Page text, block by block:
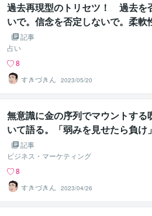
過去再現型のトリセツ！ 過去を
いで。信念を否定しないで。柔軟
って言わないで。
記事
占い
8
すきづきん
2023/05/20
無意識に金の序列でマウントする
いて語る。「弱みを見せたら負け
に謝らない旦那」をみげか３タイ
分析する
記事
ビジネス・マーケティング
8
すきづきん
2023/04/26